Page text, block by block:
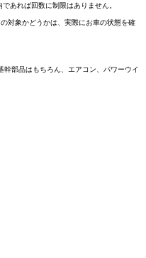
あれば回数に制限はありません。
対象かどうかは、実際にお車の状態を確
部品はもちろん、エアコン、パワーウイ